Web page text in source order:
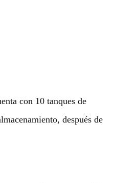
con 10 tanques de
después de